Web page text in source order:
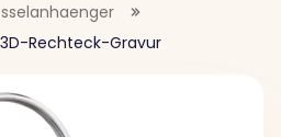
Rechteck-Gravur